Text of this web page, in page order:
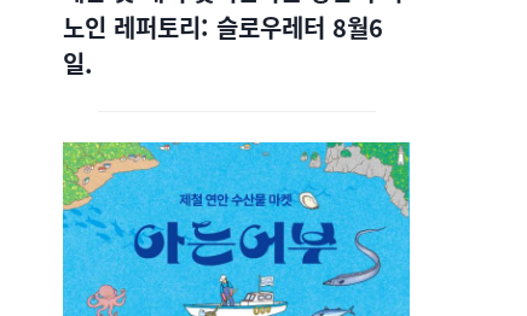
노인 레퍼토리: 슬로우레터 8월6
일.